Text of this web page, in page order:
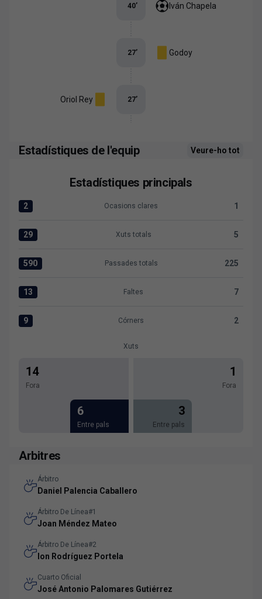
Iván Chapela
40’
Godoy
27’
Oriol Rey 27’
Estadístiques de l'equip Veure-ho tot
Estadístiques principals
Ocasions clares:Levante UD 2 versus CD Eldense 1
2 Ocasions clares 1
Xuts totals:Levante UD 29 versus CD Eldense 5
29 Xuts totals 5
Passades totals:Levante UD 590 versus CD Eldense 225
590 Passades totals 225
Faltes:Levante UD 13 versus CD Eldense 7
13 Faltes 7
Córners:Levante UD 9 versus CD Eldense 2
9 Córners 2
Xuts
14
Fora
6
Entre pals
1
Fora
3
Entre pals
Arbitres
Árbitro
Daniel Palencia Caballero
Árbitro De Línea#1
Joan Méndez Mateo
Árbitro De Línea#2
Ion Rodríguez Portela
Cuarto Oficial
José Antonio Palomares Gutiérrez